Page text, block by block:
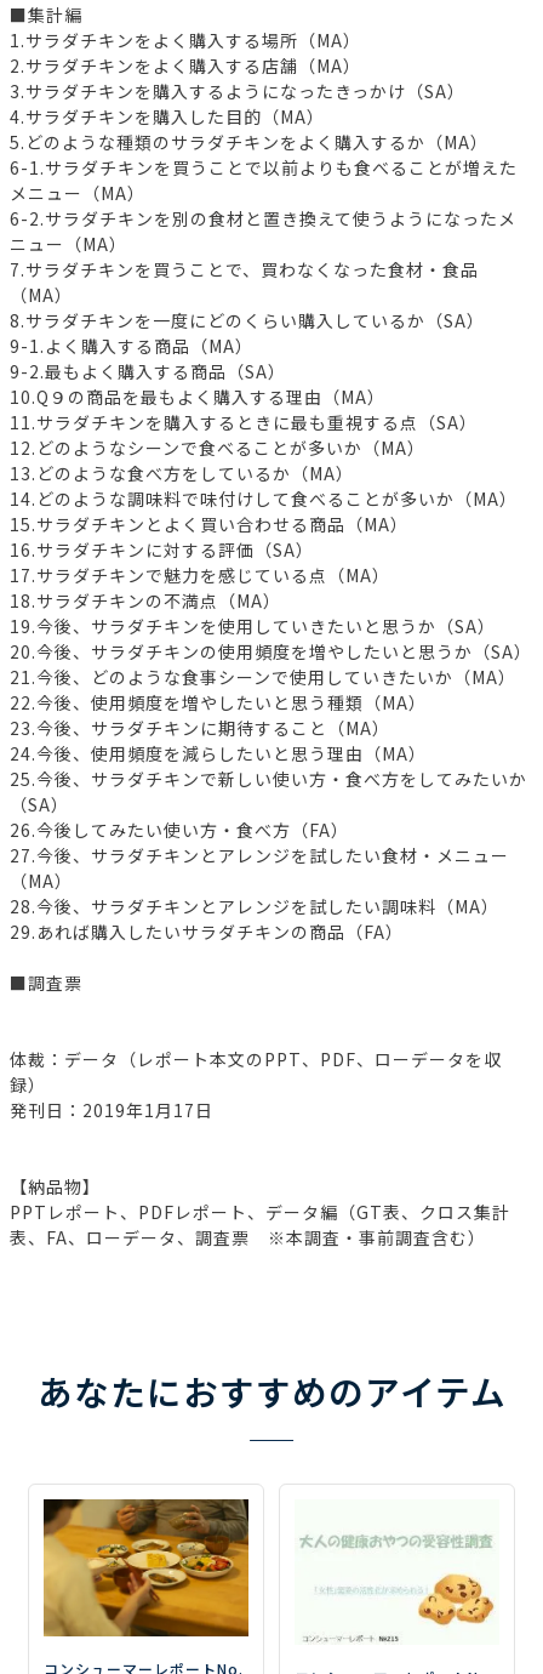
■集計編
1.サラダチキンをよく購入する場所（MA）
2.サラダチキンをよく購入する店舗（MA）
3.サラダチキンを購入するようになったきっかけ（SA）
4.サラダチキンを購入した目的（MA）
5.どのような種類のサラダチキンをよく購入するか（MA）
6-1.サラダチキンを買うことで以前よりも食べることが増えた
メニュー（MA）
6-2.サラダチキンを別の食材と置き換えて使うようになったメ
ニュー（MA）
7.サラダチキンを買うことで、買わなくなった食材・食品
（MA）
8.サラダチキンを一度にどのくらい購入しているか（SA）
9-1.よく購入する商品（MA）
9-2.最もよく購入する商品（SA）
10.Q９の商品を最もよく購入する理由（MA）
11.サラダチキンを購入するときに最も重視する点（SA）
12.どのようなシーンで食べることが多いか（MA）
13.どのような食べ方をしているか（MA）
14.どのような調味料で味付けして食べることが多いか（MA）
15.サラダチキンとよく買い合わせる商品（MA）
16.サラダチキンに対する評価（SA）
17.サラダチキンで魅力を感じている点（MA）
18.サラダチキンの不満点（MA）
19.今後、サラダチキンを使用していきたいと思うか（SA）
20.今後、サラダチキンの使用頻度を増やしたいと思うか（SA）
21.今後、どのような食事シーンで使用していきたいか（MA）
22.今後、使用頻度を増やしたいと思う種類（MA）
23.今後、サラダチキンに期待すること（MA）
24.今後、使用頻度を減らしたいと思う理由（MA）
25.今後、サラダチキンで新しい使い方・食べ方をしてみたいか
（SA）
26.今後してみたい使い方・食べ方（FA）
27.今後、サラダチキンとアレンジを試したい食材・メニュー
（MA）
28.今後、サラダチキンとアレンジを試したい調味料（MA）
29.あれば購入したいサラダチキンの商品（FA）
■調査票
体裁：データ（レポート本文のPPT、PDF、ローデータを収
録）
発刊日：2019年1月17日
【納品物】
PPTレポート、PDFレポート、データ編（GT表、クロス集計
表、FA、ローデータ、調査票 ※本調査・事前調査含む）
あなたにおすすめのアイテム
コンシューマーレポートNo.